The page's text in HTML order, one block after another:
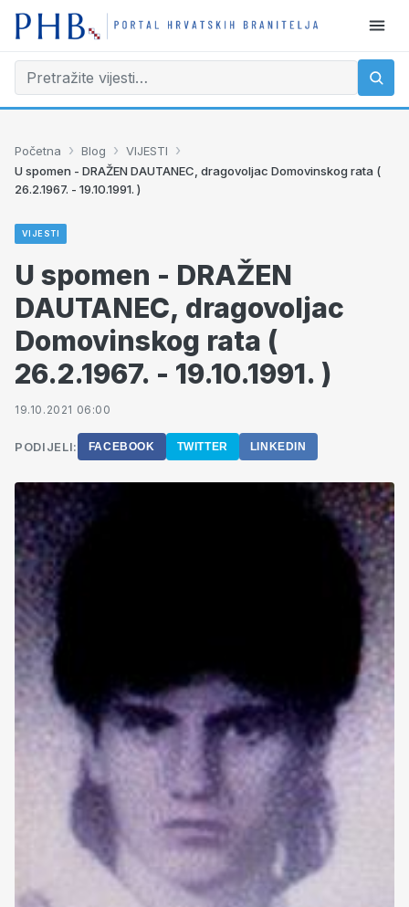
Početna › Blog › VIJESTI ›
U spomen - DRAŽEN DAUTANEC, dragovoljac Domovinskog rata (
26.2.1967. - 19.10.1991. )
VIJESTI
U spomen - DRAŽEN
DAUTANEC, dragovoljac
Domovinskog rata (
26.2.1967. - 19.10.1991. )
19.10.2021 06:00
PODIJELI: FACEBOOK TWITTER LINKEDIN